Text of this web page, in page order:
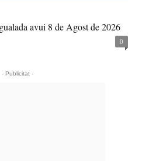
avui 8 de Agost de 2026
0
- Publicitat -